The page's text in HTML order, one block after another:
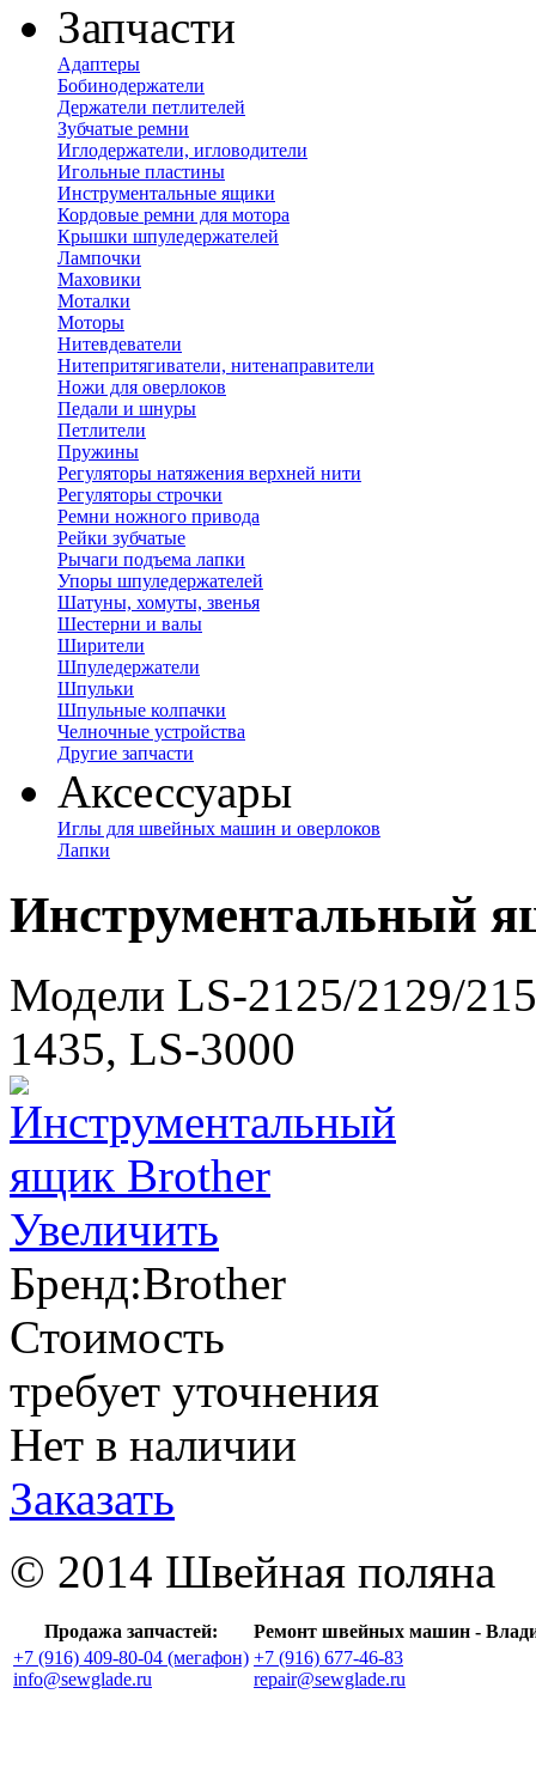
Запчасти
Адаптеры
Бобинодержатели
Держатели петлителей
Зубчатые ремни
Иглодержатели, игловодители
Игольные пластины
Инструментальные ящики
Кордовые ремни для мотора
Крышки шпуледержателей
Лампочки
Маховики
Моталки
Моторы
Нитевдеватели
Нитепритягиватели, нитенаправители
Ножи для оверлоков
Педали и шнуры
Петлители
Пружины
Регуляторы натяжения верхней нити
Регуляторы строчки
Ремни ножного привода
Рейки зубчатые
Рычаги подъема лапки
Упоры шпуледержателей
Шатуны, хомуты, звенья
Шестерни и валы
Ширители
Шпуледержатели
Шпульки
Шпульные колпачки
Челночные устройства
Другие запчасти
Аксессуары
Иглы для швейных машин и оверлоков
Лапки
Инструментальный
Модели LS-2125/2129/
1435, LS-3000
Увеличить
Бренд:Brother
Стоимость
требует уточнения
Нет в наличии
Заказать
© 2014 Швейная поляна
Продажа запчастей:
Ремонт швейных машин -
+7 (916) 409-80-04 (мегафон)
info@sewglade.ru
+7 (916) 677-46-83
repair@sewglade.ru